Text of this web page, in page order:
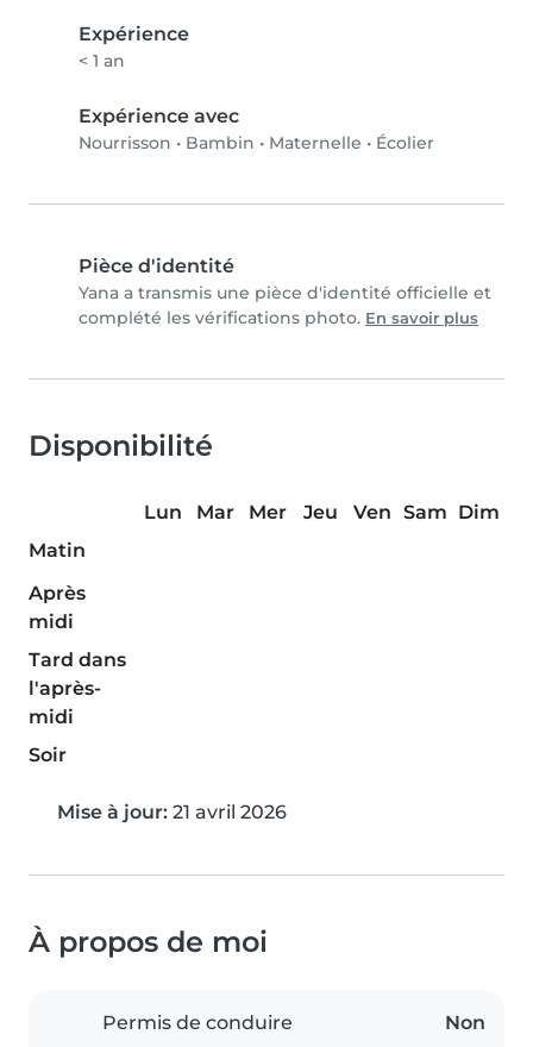
Expérience
< 1 an
Expérience avec
Nourrisson • Bambin • Maternelle • Écolier
Pièce d'identité
Yana a transmis une pièce d'identité officielle et
complété les vérifications photo. En savoir plus
Disponibilité
Lun Mar Mer Jeu Ven Sam Dim
Matin
Après
midi
Tard dans
l'après-
midi
Soir
Mise à jour: 21 avril 2026
À propos de moi
Permis de conduire Non